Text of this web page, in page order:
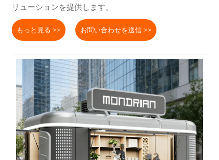
リューションを提供します。
もっと見る >> お問い合わせを送信 >>